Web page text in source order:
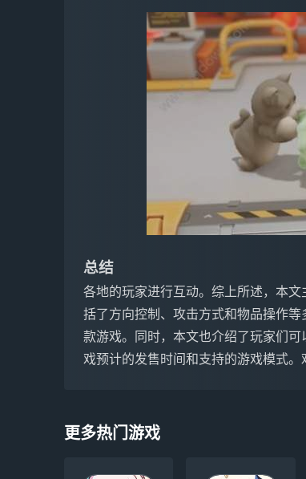
总结
各地的玩家进行互动。综上所述，本文
括了方向控制、攻击方式和物品操作
款游戏。同时，本文也介绍了玩家们
戏预计的发售时间和支持的游戏模式。
更多热门游戏